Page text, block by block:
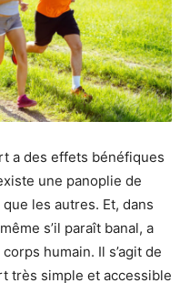
a des effets bénéfiques
une panoplie de
les autres. Et, dans
s’il paraît banal, a
humain. Il s’agit de
très simple et accessible